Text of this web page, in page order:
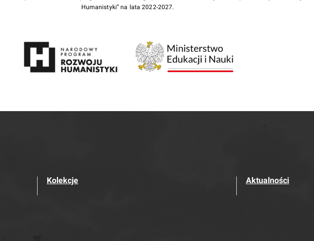
Humanistyki” na lata 2022-2027.
Kolekcje Aktualności